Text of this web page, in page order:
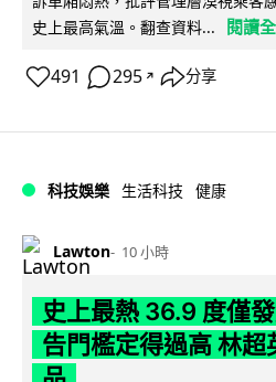
史上最高氣溫。翻查資料...
閱讀
491 295 ↗ 分享
科技娛樂 生活科技 健康
Lawton 10 小時
史上最熱 36.9 度僅
告門檻定得過高 林超